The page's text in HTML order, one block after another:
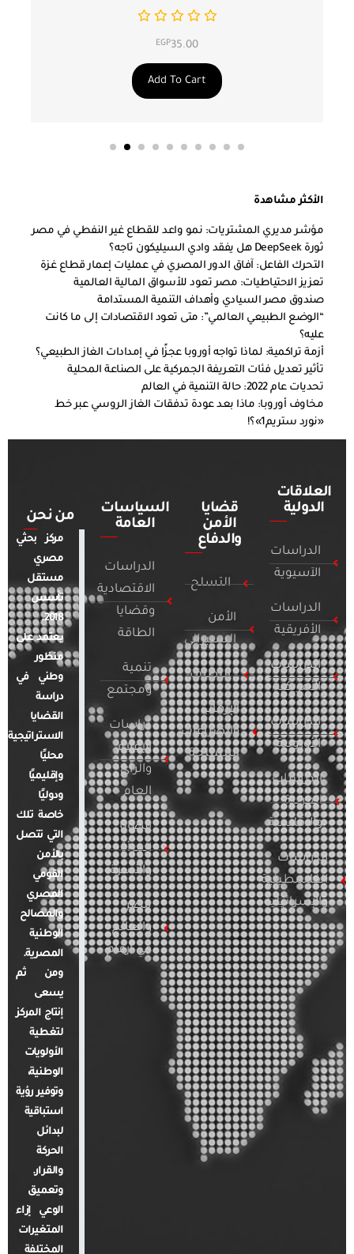
EGP35.00
Add To Cart
الأكثر مشاهدة
مؤشر مديري المشتريات: نمو واعد للقطاع غير النفطي في مصر
ثورة DeepSeek هل يفقد وادي السيليكون تاجه؟
التحرك الفاعل: آفاق الدور المصري في عمليات إعمار قطاع غزة
تعزيز الاحتياطيات: مصر تعود للأسواق المالية العالمية
صندوق مصر السيادي وأهداف التنمية المستدامة
“الوضع الطبيعي العالمي”: متى تعود الاقتصادات إلى ما كانت
عليه؟
أزمة تراكمية: لماذا تواجه أوروبا عجزًا في إمدادات الغاز الطبيعي؟
تأثير تعديل فئات التعريفة الجمركية على الصناعة المحلية
تحديات عام 2022: حالة التنمية في العالم
مخاوف أوروبا: ماذا بعد عودة تدفقات الغاز الروسي عبر خط
«نورد ستريم1»؟!
العلاقات
الدولية
الدراسات
الآسيوية
الدراسات
الأفريقية
الدراسات
الأمريكية
الدراسات
الأوروبية
الدراسات
العربية
والإقليمية
الدراسات
الفلسطينية
والإسرائيلية
قضايا
الأمن
والدفاع
التسلح
الأمن
السيبراني
التطرف
الإرهاب
والصراعات
المسلحة
السياسات
العامة
الدراسات
الاقتصادية
وقضايا
الطاقة
تنمية
ومجتمع
دراسات
الإعلام
والرأي
العام
قضايا
المرأة
والأسرة
مصر
والعالم
في أرقام
من نحن
مركز بحثي
مصري
مستقل
تأسس
2018.
يعتمد على
منظور
وطني في
دراسة
القضايا
الاستراتيجية
محليًا
وإقليميًا
ودوليًا
خاصة تلك
التي تتصل
بالأمن
القومي
المصري
والمصالح
الوطنية
المصرية.
ومن ثم
يسعى
إنتاج المركز
لتغطية
الأولويات
الوطنية،
وتوفير رؤية
استباقية
لبدائل
الحركة
والقرار.
وتعميق
الوعي إزاء
المتغيرات
المختلفة